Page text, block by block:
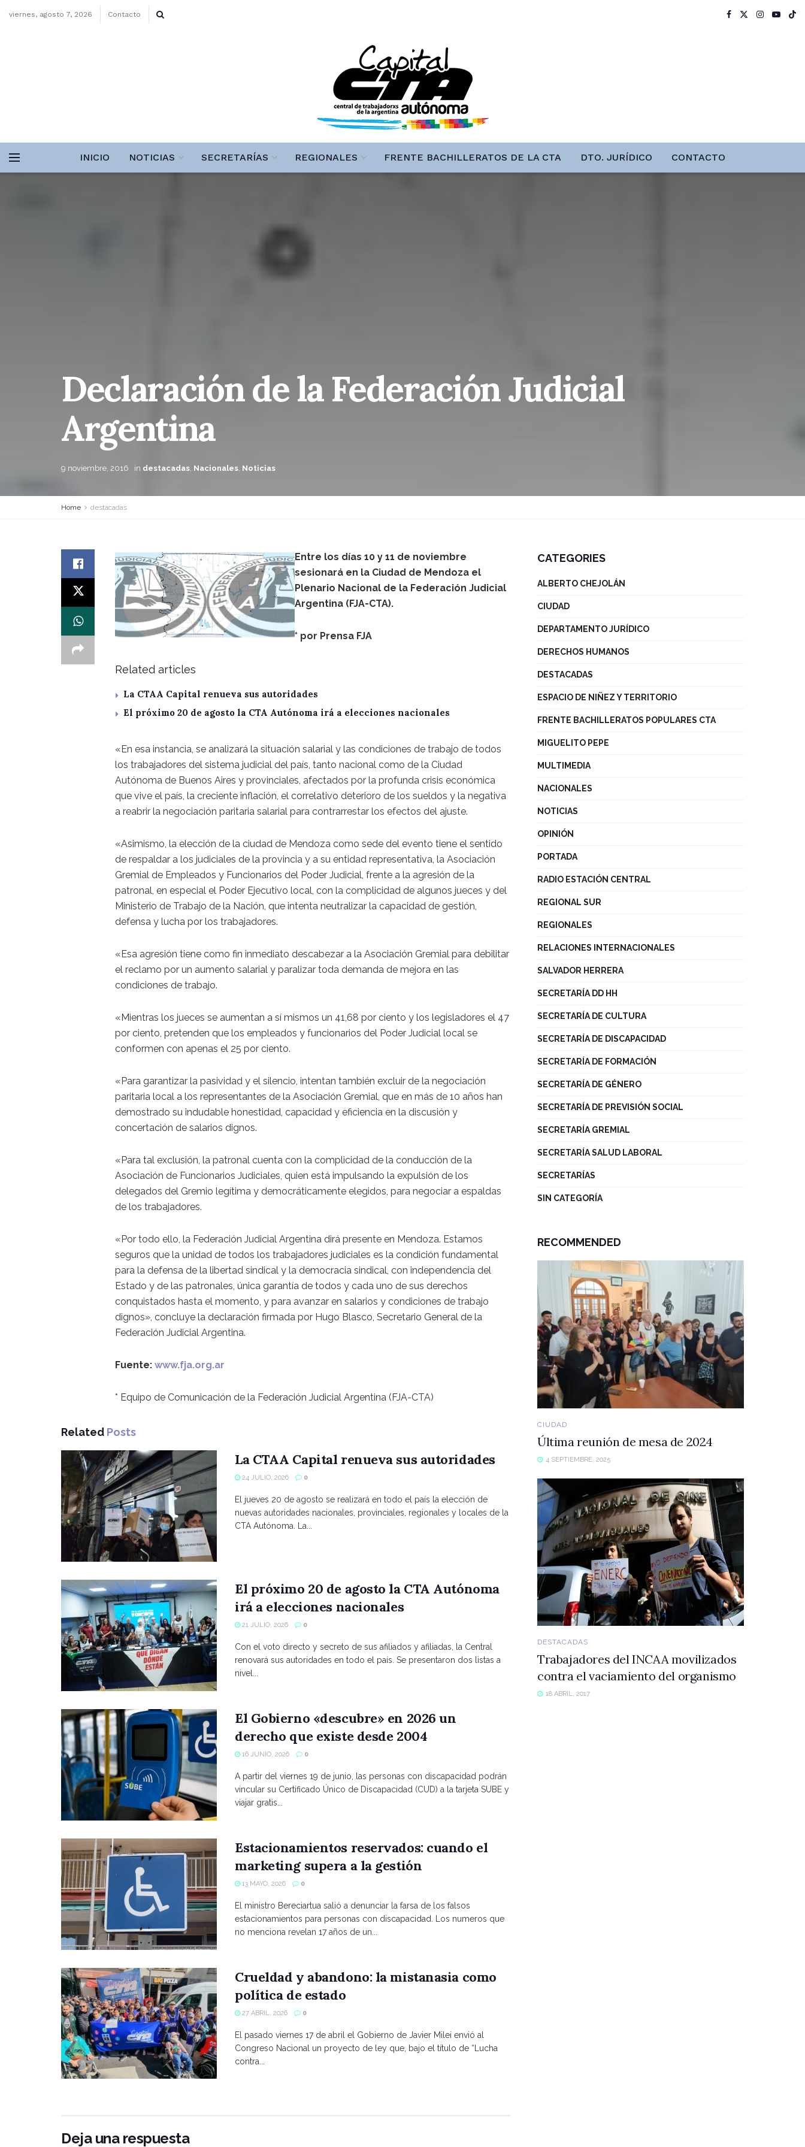
viernes, agosto 7, 2026 Contacto
INICIO NOTICIAS SECRETARÍAS REGIONALES FRENTE BACHILLERATOS DE LA CTA DTO. JURÍDICO CONTACTO
Declaración de la Federación Judicial
Argentina
9 noviembre, 2016 in destacadas, Nacionales, Noticias
Home destacadas
Entre los días 10 y 11 de noviembre
sesionará en la Ciudad de Mendoza el
Plenario Nacional de la Federación Judicial
Argentina (FJA-CTA).
* por Prensa FJA
Related articles
La CTAA Capital renueva sus autoridades
El próximo 20 de agosto la CTA Autónoma irá a elecciones nacionales
«En esa instancia, se analizará la situación salarial y las condiciones de trabajo de todos
los trabajadores del sistema judicial del país, tanto nacional como de la Ciudad
Autónoma de Buenos Aires y provinciales, afectados por la profunda crisis económica
que vive el país, la creciente inflación, el correlativo deterioro de los sueldos y la negativa
a reabrir la negociación paritaria salarial para contrarrestar los efectos del ajuste.
«Asimismo, la elección de la ciudad de Mendoza como sede del evento tiene el sentido
de respaldar a los judiciales de la provincia y a su entidad representativa, la Asociación
Gremial de Empleados y Funcionarios del Poder Judicial, frente a la agresión de la
patronal, en especial el Poder Ejecutivo local, con la complicidad de algunos jueces y del
Ministerio de Trabajo de la Nación, que intenta neutralizar la capacidad de gestión,
defensa y lucha por los trabajadores.
«Esa agresión tiene como fin inmediato descabezar a la Asociación Gremial para debilitar
el reclamo por un aumento salarial y paralizar toda demanda de mejora en las
condiciones de trabajo.
«Mientras los jueces se aumentan a sí mismos un 41,68 por ciento y los legisladores el 47
por ciento, pretenden que los empleados y funcionarios del Poder Judicial local se
conformen con apenas el 25 por ciento.
«Para garantizar la pasividad y el silencio, intentan también excluir de la negociación
paritaria local a los representantes de la Asociación Gremial, que en más de 10 años han
demostrado su indudable honestidad, capacidad y eficiencia en la discusión y
concertación de salarios dignos.
«Para tal exclusión, la patronal cuenta con la complicidad de la conducción de la
Asociación de Funcionarios Judiciales, quien está impulsando la expulsión de los
delegados del Gremio legítima y democráticamente elegidos, para negociar a espaldas
de los trabajadores.
«Por todo ello, la Federación Judicial Argentina dirá presente en Mendoza. Estamos
seguros que la unidad de todos los trabajadores judiciales es la condición fundamental
para la defensa de la libertad sindical y la democracia sindical, con independencia del
Estado y de las patronales, única garantía de todos y cada uno de sus derechos
conquistados hasta el momento, y para avanzar en salarios y condiciones de trabajo
dignos», concluye la declaración firmada por Hugo Blasco, Secretario General de la
Federación Judicial Argentina.
Fuente: www.fja.org.ar
* Equipo de Comunicación de la Federación Judicial Argentina (FJA-CTA)
Related Posts
La CTAA Capital renueva sus autoridades
24 JULIO, 2026 0
El jueves 20 de agosto se realizará en todo el país la elección de
nuevas autoridades nacionales, provinciales, regionales y locales de la
CTA Autónoma. La...
El próximo 20 de agosto la CTA Autónoma
irá a elecciones nacionales
21 JULIO, 2026 0
Con el voto directo y secreto de sus afiliados y afiliadas, la Central
renovará sus autoridades en todo el país. Se presentaron dos listas a
nivel...
El Gobierno «descubre» en 2026 un
derecho que existe desde 2004
16 JUNIO, 2026 0
A partir del viernes 19 de junio, las personas con discapacidad podrán
vincular su Certificado Único de Discapacidad (CUD) a la tarjeta SUBE y
viajar gratis...
Estacionamientos reservados: cuando el
marketing supera a la gestión
13 MAYO, 2026 0
El ministro Bereciartua salió a denunciar la farsa de los falsos
estacionamientos para personas con discapacidad. Los numeros que
no menciona revelan 17 años de un...
Crueldad y abandono: la mistanasia como
política de estado
27 ABRIL, 2026 0
El pasado viernes 17 de abril el Gobierno de Javier Milei envió al
Congreso Nacional un proyecto de ley que, bajo el título de “Lucha
contra...
Deja una respuesta
CATEGORIES
ALBERTO CHEJOLÁN
CIUDAD
DEPARTAMENTO JURÍDICO
DERECHOS HUMANOS
DESTACADAS
ESPACIO DE NIÑEZ Y TERRITORIO
FRENTE BACHILLERATOS POPULARES CTA
MIGUELITO PEPE
MULTIMEDIA
NACIONALES
NOTICIAS
OPINIÓN
PORTADA
RADIO ESTACIÓN CENTRAL
REGIONAL SUR
REGIONALES
RELACIONES INTERNACIONALES
SALVADOR HERRERA
SECRETARÍA DD HH
SECRETARÍA DE CULTURA
SECRETARÍA DE DISCAPACIDAD
SECRETARÍA DE FORMACIÓN
SECRETARÍA DE GÉNERO
SECRETARÍA DE PREVISIÓN SOCIAL
SECRETARÍA GREMIAL
SECRETARÍA SALUD LABORAL
SECRETARÍAS
SIN CATEGORÍA
RECOMMENDED
CIUDAD
Última reunión de mesa de 2024
4 SEPTIEMBRE, 2025
DESTACADAS
Trabajadores del INCAA movilizados
contra el vaciamiento del organismo
18 ABRIL, 2017